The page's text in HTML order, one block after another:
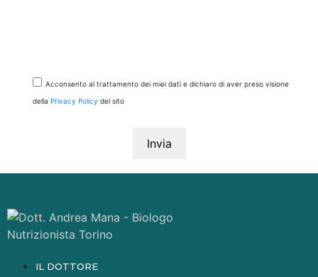
Acconsento al trattamento dei miei dati e dichiaro di aver preso visione
della Privacy Policy del sito
IL DOTTORE